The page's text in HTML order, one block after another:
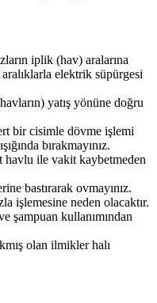
iplik (hav) aralarına
elektrik süpürgesi
yatış yönüne doğru
bir cisimle dövme işlemi
bırakmayınız.
havlu ile vakit kaybetmeden
bastırarak ovmayınız.
işlemesine neden olacaktır.
şampuan kullanımından
olan ilmikler halı